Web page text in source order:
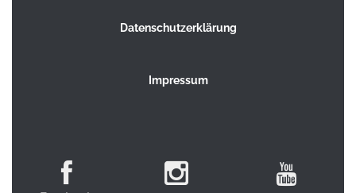
Datenschutzerklärung
Impressum